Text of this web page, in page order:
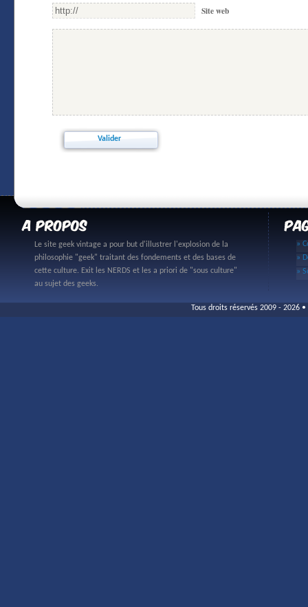
Site web
Le site geek vintage a pour but d'illustrer l'explosion de la
philosophie "geek" traitant des fondements et des bases de
cette culture. Exit les NERDS et les a priori de "sous culture"
au sujet des geeks.
»
»
»
Tous droits réservés 2009 - 2026